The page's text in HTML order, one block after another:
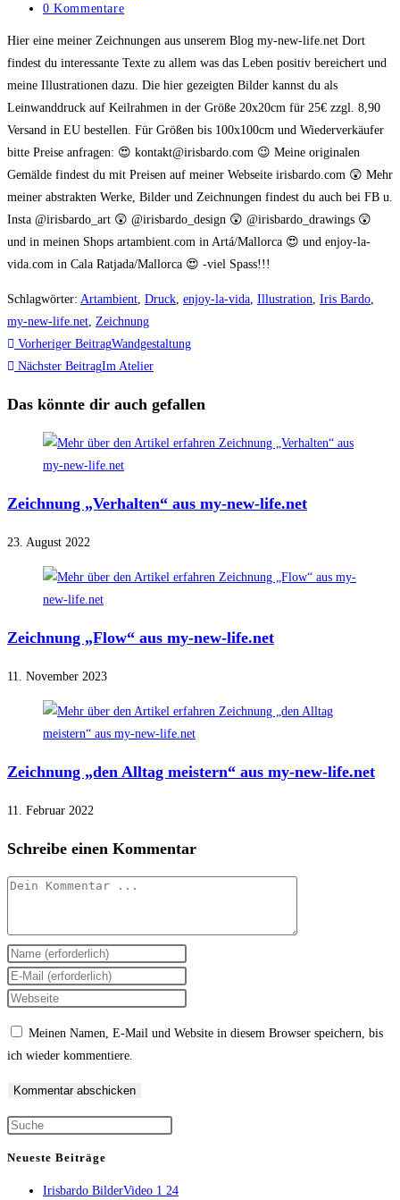
Kategorie:
Beitrags-
0 Kommentare
Hier eine meiner Zeichnungen aus unserem Blog my-new-life.net Dort
findest du interessante Texte zu allem was das Leben positiv bereichert und
meine Illustrationen dazu. Die hier gezeigten Bilder kannst du als
Leinwanddruck auf Keilrahmen in der Größe 20x20cm für 25€ zzgl. 8,90
Versand in EU bestellen. Für Größen bis 100x100cm und Wiederverkäufer
bitte Preise anfragen: 😍 kontakt@irisbardo.com 😉 Meine originalen
Gemälde findest du mit Preisen auf meiner Webseite irisbardo.com 😲 Mehr
meiner abstrakten Werke, Bilder und Zeichnungen findest du auch bei FB u.
Insta @irisbardo_art 😲 @irisbardo_design 😲 @irisbardo_drawings 😲
und in meinen Shops artambient.com in Artá/Mallorca 😍 und enjoy-la-
vida.com in Cala Ratjada/Mallorca 😍 -viel Spass!!!
Schlagwörter: Artambient, Druck, enjoy-la-vida, Illustration, Iris Bardo,
my-new-life.net, Zeichnung
Weitere
Artikel
ansehen
Vorheriger BeitragWandgestaltung
Nächster BeitragIm Atelier
Das könnte dir auch gefallen
Zeichnung „Verhalten“ aus my-new-life.net
23. August 2022
Zeichnung „Flow“ aus my-new-life.net
11. November 2023
Zeichnung „den Alltag meistern“ aus my-new-life.net
11. Februar 2022
Schreibe einen Kommentar
Kommentieren
Gib
deinen
Namen
Kommentieren
Gib
deine
zum
ein
Gib
ein
Meinen Namen, E-Mail und Website in diesem Browser speichern, bis
ich wieder kommentiere.
close
Neueste Beiträge
Irisbardo BilderVideo 1 24